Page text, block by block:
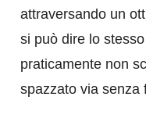
attraversando un
si può dire lo
praticamente non
spazzato via senza